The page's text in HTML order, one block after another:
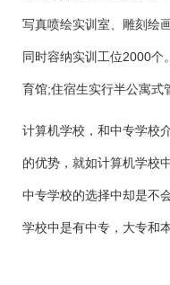
写真喷绘实训室、雕刻绘
同时容纳实训工位2000个
育馆;住宿生实行半公寓式
计算机学校，和中专学校
的优势，就如计算机学校
中专学校的选择中却是不
学校中是有中专，大专和